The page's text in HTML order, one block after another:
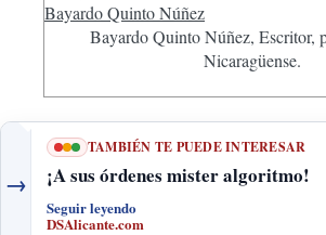
Bayardo Quinto Núñez
Bayardo Quinto Núñez, Escritor,
Nicaragüense.
→
TAMBIÉN TE PUEDE INTERESAR
¡A sus órdenes mister algoritmo!
Seguir leyendo
DSAlicante.com